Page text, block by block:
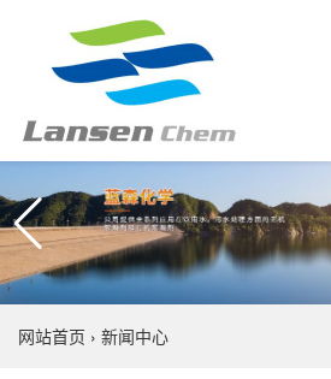
网站首页 › 新闻中心